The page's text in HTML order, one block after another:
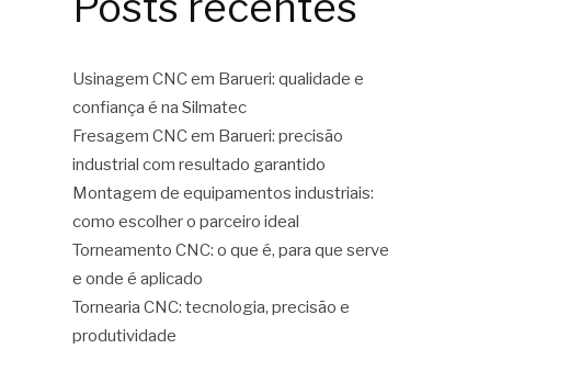
Usinagem CNC em Barueri: qualidade e
confiança é na Silmatec
Fresagem CNC em Barueri: precisão
industrial com resultado garantido
Montagem de equipamentos industriais:
como escolher o parceiro ideal
Torneamento CNC: o que é, para que serve
e onde é aplicado
Tornearia CNC: tecnologia, precisão e
produtividade